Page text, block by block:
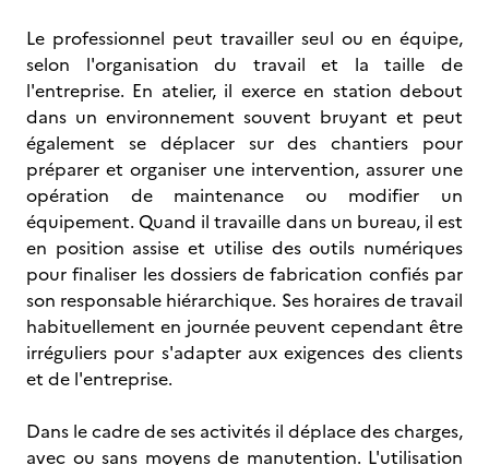
Le professionnel peut travailler seul ou en équipe,
selon l'organisation du travail et la taille de
l'entreprise. En atelier, il exerce en station debout
dans un environnement souvent bruyant et peut
également se déplacer sur des chantiers pour
préparer et organiser une intervention, assurer une
opération de maintenance ou modifier un
équipement. Quand il travaille dans un bureau, il est
en position assise et utilise des outils numériques
pour finaliser les dossiers de fabrication confiés par
son responsable hiérarchique. Ses horaires de travail
habituellement en journée peuvent cependant être
irréguliers pour s'adapter aux exigences des clients
et de l'entreprise.
Dans le cadre de ses activités il déplace des charges,
avec ou sans moyens de manutention. L'utilisation